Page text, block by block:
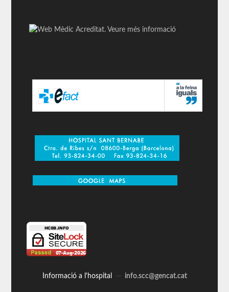
Informació a l'hospital -- info.scc@gencat.cat